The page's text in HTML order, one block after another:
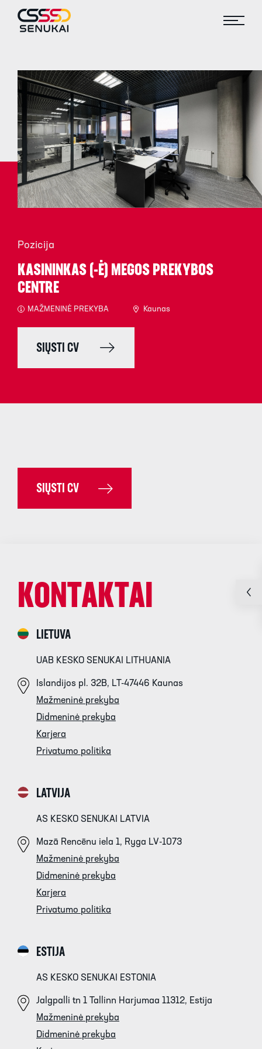
Pozicija
KASININKAS (-Ė) MEGOS PREKYBOS
CENTRE
MAŽMENINĖ PREKYBA Kaunas
SIŲSTI CV
SIŲSTI CV
KONTAKTAI
LIETUVA
UAB KESKO SENUKAI LITHUANIA
Islandijos pl. 32B, LT-47446 Kaunas
Mažmeninė prekyba
Didmeninė prekyba
Karjera
Privatumo politika
LATVIJA
AS KESKO SENUKAI LATVIA
Mazā Rencēnu iela 1, Ryga LV-1073
Mažmeninė prekyba
Didmeninė prekyba
Karjera
Privatumo politika
ESTIJA
AS KESKO SENUKAI ESTONIA
Jalgpalli tn 1 Tallinn Harjumaa 11312, Estija
Mažmeninė prekyba
Didmeninė prekyba